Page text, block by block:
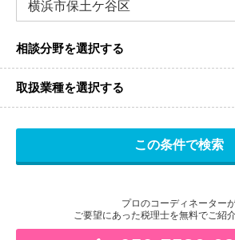
相談分野を選択する
取扱業種を選択する
プロのコーディネーター
ご要望にあった税理士を無料でご紹